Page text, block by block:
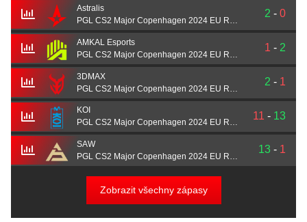
Astralis
PGL CS2 Major Copenhagen 2024 EU RMR Decider
2 - 0
AMKAL Esports
1 - 2
3DMAX
2 - 1
KOI
PGL CS2 Major Copenhagen 2024 EU RMR A
11 - 13
SAW
PGL CS2 Major Copenhagen 2024 EU RMR A
13 - 1
Zobrazit všechny zápasy